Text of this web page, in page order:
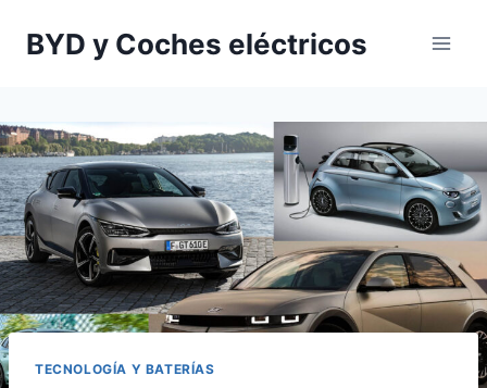
BYD y Coches eléctricos
TECNOLOGÍA Y BATERÍAS